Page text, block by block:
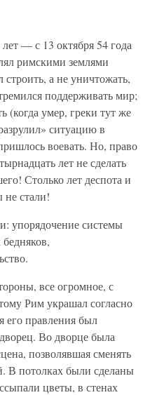
— с 13 октября 54 года
римскими землями
а не уничтожать,
поддерживать мир;
(когда умер, греки тут же
ситуацию в
воевать. Но, право
лет не сделать
Столько лет деспота и
не стали!
упорядочение системы
все огромное, с
Рим украшал согласно
его правления был
Во дворце была
позволявшая сменять
В потолках были сделаны
цветы, в стенах